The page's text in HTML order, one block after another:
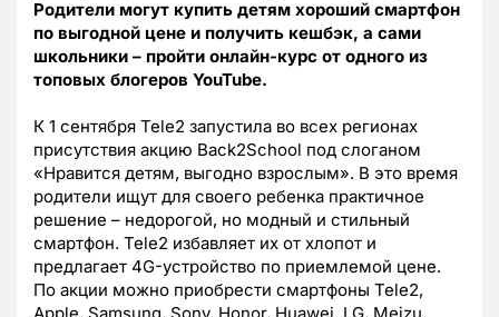
Родители могут купить детям хороший смартфон
по выгодной цене и получить кешбэк, а сами
школьники – пройти онлайн-курс от одного из
топовых блогеров YouTube.
К 1 сентября Tele2 запустила во всех регионах
присутствия акцию Back2School под слоганом
«Нравится детям, выгодно взрослым». В это время
родители ищут для своего ребенка практичное
решение – недорогой, но модный и стильный
смартфон. Tele2 избавляет их от хлопот и
предлагает 4G-устройство по приемлемой цене.
По акции можно приобрести смартфоны Tele2,